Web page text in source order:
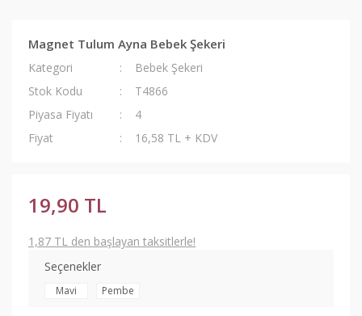
Magnet Tulum Ayna Bebek Şekeri
Kategori
Bebek Şekeri
Stok Kodu
T4866
Piyasa Fiyatı
4
Fiyat
16,58 TL + KDV
19,90 TL
1,87 TL den başlayan taksitlerle!
Seçenekler
Mavi Pembe